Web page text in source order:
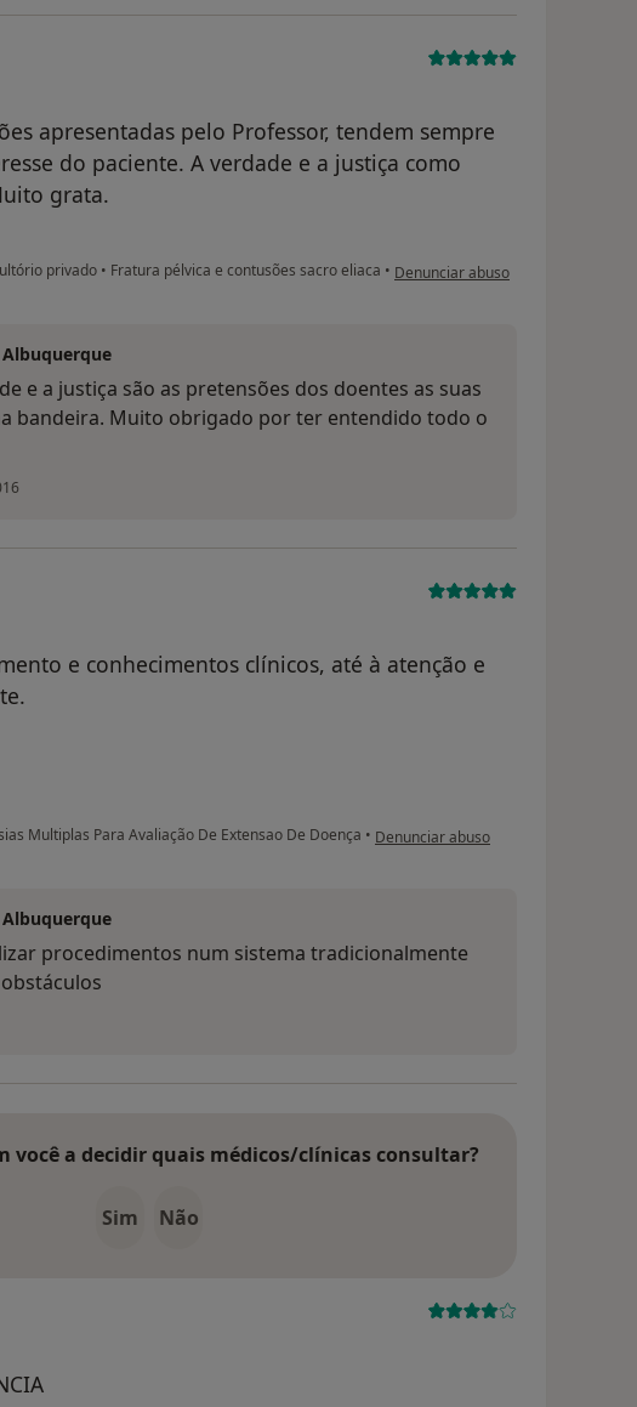
apresentadas pelo Professor, tendem sempre
do paciente. A verdade e a justiça como
grata.
privado • Fratura pélvica e contusões sacro eliaca • na opinião do utilizador usuário
Denunciar abuso
e a justiça são as pretensões dos doentes as suas
bandeira. Muito obrigado por ter entendido todo o
e conhecimentos clínicos, até à atenção e
Multiplas Para Avaliação De Extensao De Doença • na opinião do utilizador Conta eliminada
Denunciar abuso
procedimentos num sistema tradicionalmente
você a decidir quais médicos/clínicas consultar?
Sim Não